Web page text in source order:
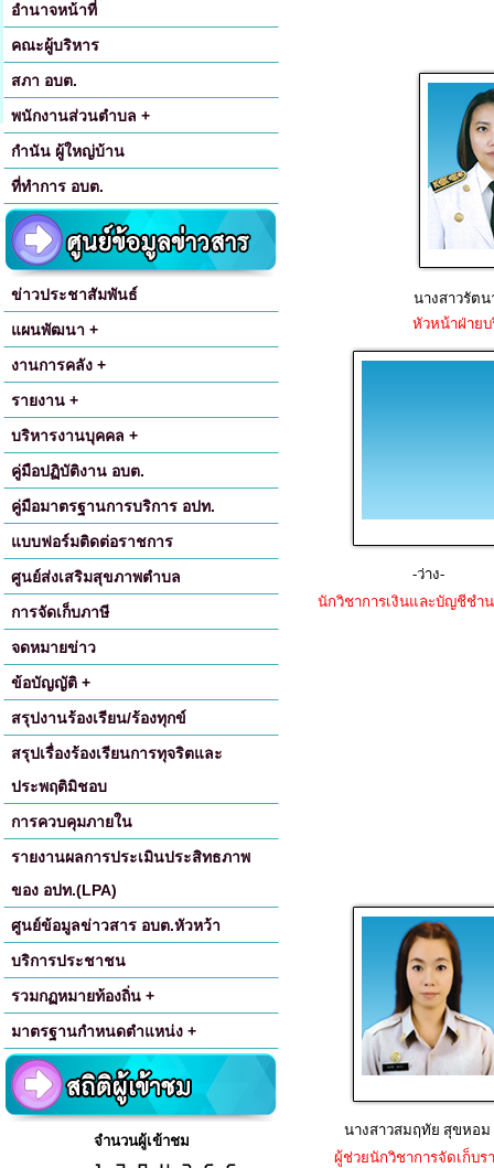
อำนาจหน้าที่
คณะผู้บริหาร
สภา อบต.
พนักงานส่วนตำบล +
กำนัน ผู้ใหญ่บ้าน
ที่ทำการ อบต.
ข่าวประชาสัมพันธ์
แผนพัฒนา +
งานการคลัง +
รายงาน +
บริหารงานบุคคล +
คู่มือปฏิบัติงาน อบต.
คู่มือมาตรฐานการบริการ อปท.
แบบฟอร์มติดต่อราชการ
ศูนย์ส่งเสริมสุขภาพตำบล
การจัดเก็บภาษี
จดหมายข่าว
ข้อบัญญัติ +
สรุปงานร้องเรียน/ร้องทุกข์
สรุปเรื่องร้องเรียนการทุจริตและ
ประพฤติมิชอบ
การควบคุมภายใน
รายงานผลการประเมินประสิทธภาพ
ของ อปท.(LPA)
ศูนย์ข้อมูลข่าวสาร อบต.หัวหว้า
บริการประชาชน
รวมกฏหมายท้องถิ่น +
มาตรฐานกำหนดตำแหน่ง +
จำนวนผู้เข้าชม
นางสาวรัต
หัวหน้าฝ่าย
-ว่าง-
นักวิชาการเงินและบัญชีชำ
นางสาวสมฤทัย สุขหอม
ผู้ช่วยนักวิชาการจัดเก็บร